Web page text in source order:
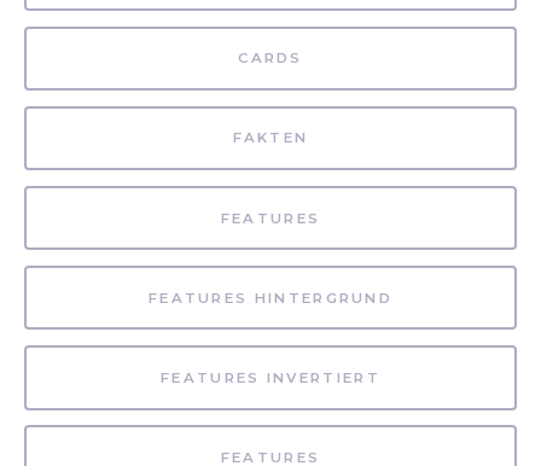
CARDS
FAKTEN
FEATURES
FEATURES HINTERGRUND
FEATURES INVERTIERT
FEATURES